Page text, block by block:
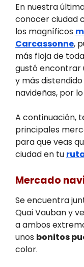
En nuestra
conocer ciudad
los magníficos
Carcassonne,
más floja de
gustó encontrar
y más
navideñas, por
A continuación,
principales
para que veas
ciudad en tu
Mercado
Se encuentra
Quai Vauban y
a ambos
unos bonitos
color.